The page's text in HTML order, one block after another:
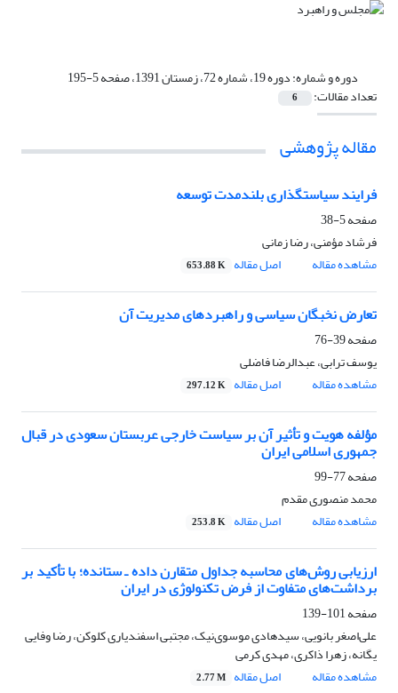
دوره و شماره:دوره 19، شماره 72، زمستان 1391، صفحه 5-195
تعداد مقالات: 6
مقاله پژوهشی
فرایند سیاستگذاری بلندمدت توسعه
صفحه5-38
فرشاد مؤمنی، رضا زمانی
مشاهده مقاله
اصل مقاله 653.88 K
تعارض نخبگان سیاسی و راهبردهای مدیریت آن
صفحه39-76
یوسف ترابی، عبدالرضا فاضلی
مشاهده مقاله
اصل مقاله 297.12 K
مؤلفه هویت و تأثیر آن بر سیاست خارجی عربستان سعودی در قبال
جمهوری اسلامی ایران
صفحه77-99
محمد منصوری مقدم
مشاهده مقاله
اصل مقاله 253.8 K
ارزیابی روش‌های محاسبه جداول متقارن داده ـ ستانده؛ با تأکید بر
برداشت‌های متفاوت از فرض تکنولوژی در ایران
صفحه101-139
علی‌اصغر بانویی، سید‌هادی موسوی‌نیک، مجتبی اسفندیاری کلوکن، رضا وفایی
یگانه، زهرا ذاکری، مهدی کرمی
مشاهده مقاله
اصل مقاله 2.77 M